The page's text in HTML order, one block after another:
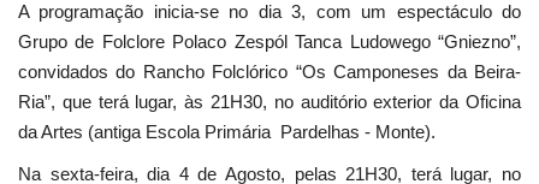
A programação inicia-se no dia 3, com um espectáculo do
Grupo de Folclore Polaco Zespól Tanca Ludowego “Gniezno”,
convidados do Rancho Folclórico “Os Camponeses da Beira-
Ria”, que terá lugar, às 21H30, no auditório exterior da Oficina
da Artes (antiga Escola Primária Pardelhas - Monte).
Na sexta-feira, dia 4 de Agosto, pelas 21H30, terá lugar, no